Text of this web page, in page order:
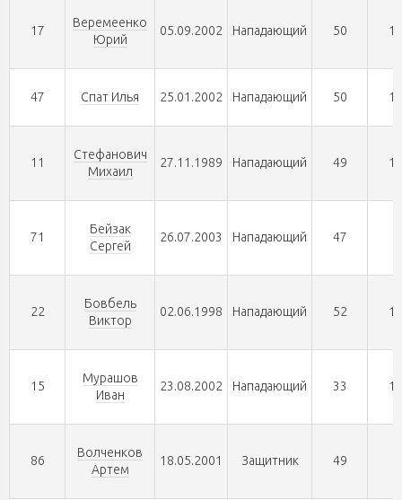
17
Веремеенко
Юрий
05.09.2002 Нападающий 50 19
47 Спат Илья 25.01.2002 Нападающий 50 10
11
Стефанович
Михаил
27.11.1989 Нападающий 49 13
71
Бейзак
Сергей
26.07.2003 Нападающий 47
22
Бовбель
Виктор
02.06.1998 Нападающий 52 14
15
Мурашов
Иван
23.08.2002 Нападающий 33 10
86
Волченков
Артем
18.05.2001 Защитник 49